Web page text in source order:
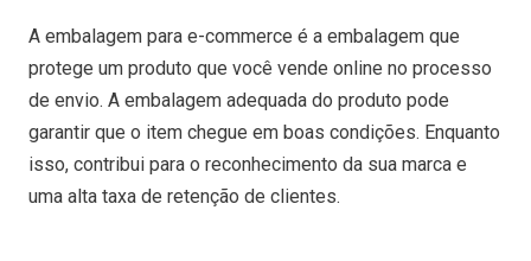
A embalagem para e-commerce é a embalagem que
protege um produto que você vende online no processo
de envio. A embalagem adequada do produto pode
garantir que o item chegue em boas condições. Enquanto
isso, contribui para o reconhecimento da sua marca e
uma alta taxa de retenção de clientes.